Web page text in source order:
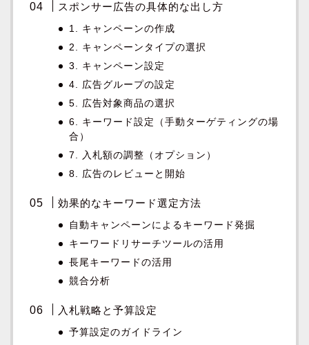
スポンサー広告の具体的な出し方
1. キャンペーンの作成
2. キャンペーンタイプの選択
3. キャンペーン設定
4. 広告グループの設定
5. 広告対象商品の選択
6. キーワード設定（手動ターゲティングの場
合）
7. 入札額の調整（オプション）
8. 広告のレビューと開始
効果的なキーワード選定方法
自動キャンペーンによるキーワード発掘
キーワードリサーチツールの活用
長尾キーワードの活用
競合分析
入札戦略と予算設定
予算設定のガイドライン